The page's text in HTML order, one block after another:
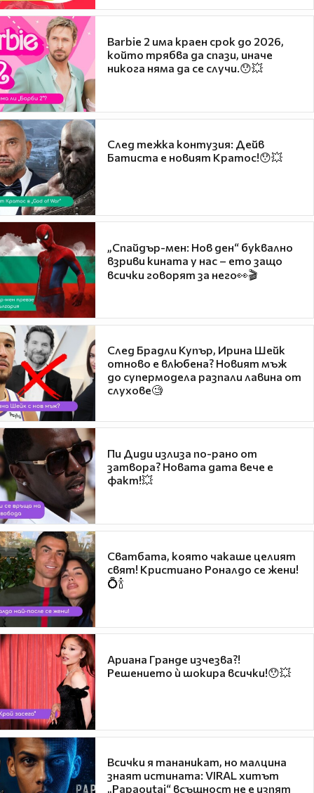
Barbie 2 има краен срок до 2026,
който трябва да спази, иначе
никога няма да се случи.😯💥
След тежка контузия: Дейв
Батиста е новият Кратос!😯💥
„Спайдър-мен: Нов ден“ буквално
взриви кината у нас – ето защо
всички говорят за него👀🎬
След Брадли Купър, Ирина Шейк
отново е влюбена? Новият мъж
до супермодела разпали лавина от
слухове🧐
Пи Диди излиза по-рано от
затвора? Новата дата вече е
факт!💥
Сватбата, която чакаше целият
свят! Кристиано Роналдо се жени!
💍🍾
Ариана Гранде изчезва?!
Решението ѝ шокира всички!😯💥
Всички я тананикат, но малцина
знаят истината: VIRAL хитът
„Papaoutai“ всъщност не е изпят